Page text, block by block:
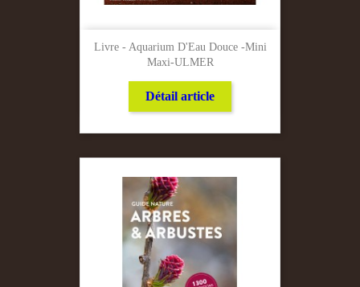
Livre - Aquarium D'Eau Douce -Mini
Maxi-ULMER
Détail article